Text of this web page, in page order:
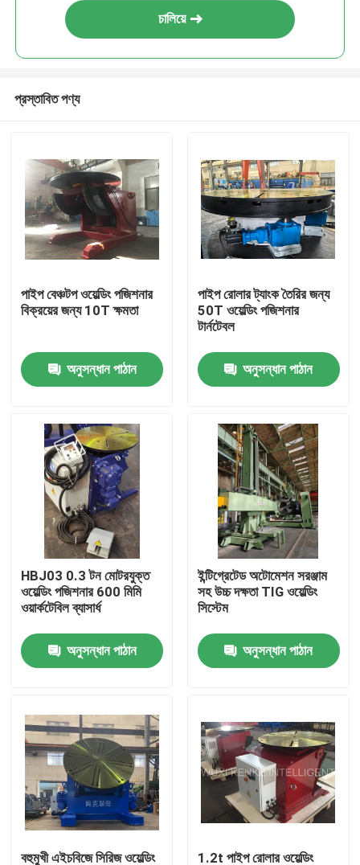
পণ্য
আমাদের সম্পর্কে
কারখানা ভ্রমণ
মান নিয়ন্ত্রণ
যোগাযোগ করুন
মামলা
স্ব সারিবদ্ধ ঢালাই ঘূর্ণায়মান
পাইপ ওয়েল্ডিং রোটেটর
চালিয়ে
প্রস্তাবিত পণ্য
পাইপ বেঞ্চটপ ওয়েল্ডিং পজিশনার
বিক্রয়ের জন্য 10T ক্ষমতা
অনুসন্ধান পাঠান
পাইপ রোলার ট্যাংক তৈরির জন্য
50T ওয়েল্ডিং পজিশনার
টার্নটেবল
অনুসন্ধান পাঠান
HBJ03 0.3 টন মোটরযুক্ত
ওয়েল্ডিং পজিশনার 600 মিমি
ওয়ার্কটেবিল ব্যাসার্ধ
অনুসন্ধান পাঠান
ইন্টিগ্রেটেড অটোমেশন সরঞ্জাম
সহ উচ্চ দক্ষতা TIG ওয়েল্ডিং
সিস্টেম
অনুসন্ধান পাঠান
বহুমুখী এইচবিজে সিরিজ ওয়েল্ডিং 1.2t পাইপ রোলার ওয়েল্ডিং